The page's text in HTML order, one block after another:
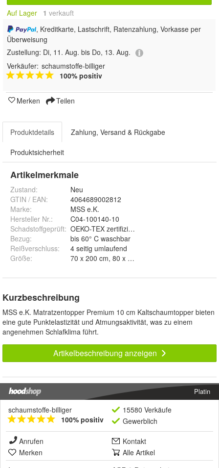
Auf Lager 1 verkauft
, Kreditkarte, Lastschrift, Ratenzahlung, Vorkasse per
Überweisung
Zustellung: Di, 11. Aug. bis Do, 13. Aug.
Verkäufer: schaumstoffe-billiger
100% positiv
Merken Teilen
Produktdetails Zahlung, Versand & Rückgabe
Produktsicherheit
Artikelmerkmale
Zustand:
Neu
GTIN / EAN:
4064689002812
Marke:
MSS e.K.
Hersteller Nr.:
C04-100140-10
Schadstoffgeprüft: OEKO-TEX zertifiziert
Bezug:
bis 60° C waschbar
Reißverschluss:
4 seitig umlaufend
Größe: 70 x 200 cm, 80 x 200 cm, 90 x 200 cm, 100 x
Kurzbeschreibung
MSS e.K. Matratzentopper Premium 10 cm Kaltschaumtopper bieten
eine gute Punktelastizität und Atmungsaktivität, was zu einem
angenehmen Schlafklima führt.
Artikelbeschreibung anzeigen
Platin
schaumstoffe-billiger
100% positiv
15580 Verkäufe
Gewerblich
Anrufen
Kontakt
Merken
Alle Artikel